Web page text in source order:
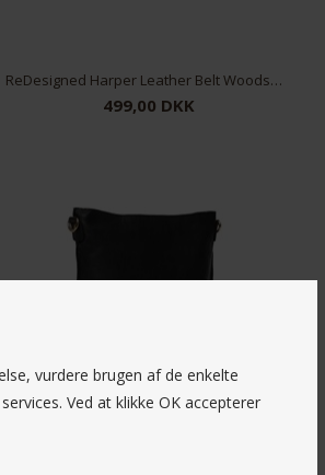
vurdere brugen af de enkelte
Ved at klikke OK accepterer
ReDesigned Harper Leather Belt Woodsmoke
499,00 DKK